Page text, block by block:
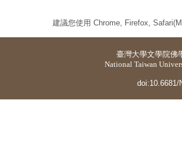
建議您使用 Chrome, Firefox,
臺灣大學文學院佛
National Taiwan
doi:10.6681/